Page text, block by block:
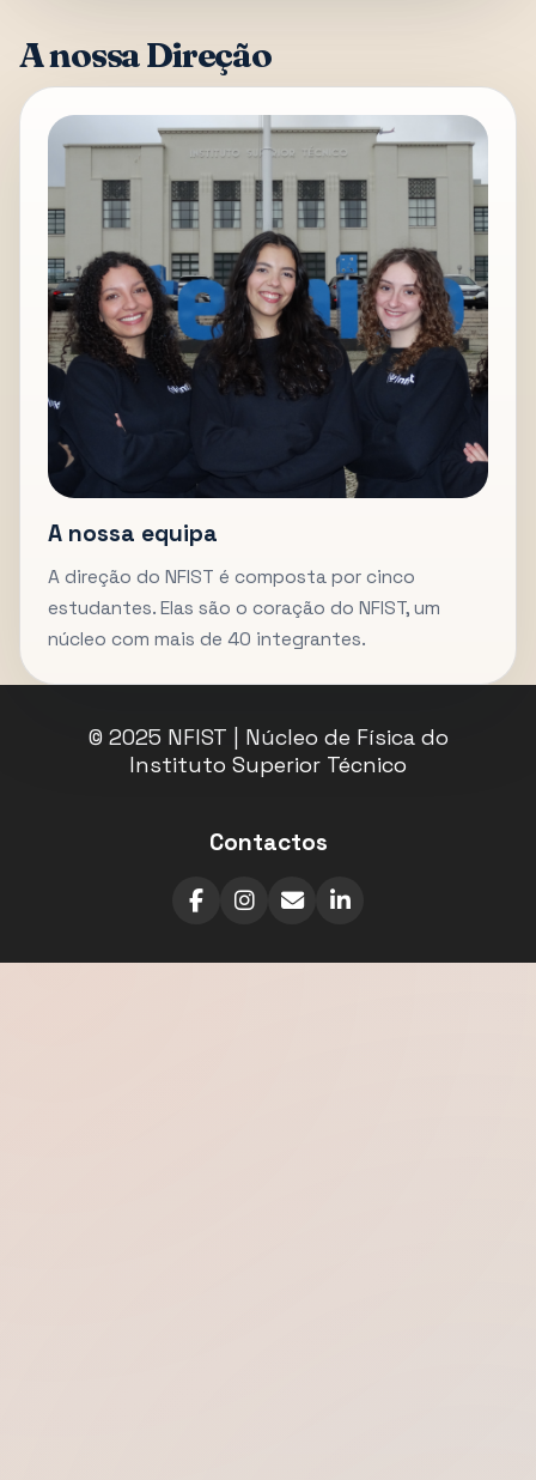
A nossa Direção
A nossa equipa
A direção do NFIST é composta por cinco
estudantes. Elas são o coração do NFIST, um
núcleo com mais de 40 integrantes.
© 2025 NFIST | Núcleo de Física do
Instituto Superior Técnico
Contactos